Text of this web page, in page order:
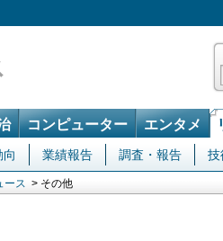
コンピューター エンタメ
業績報告 調査・報告 技
ース > その他